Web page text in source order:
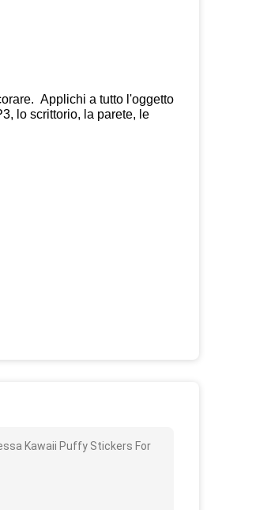
Applichi a tutto l'oggetto
lo scrittorio, la parete, le
Kawaii Puffy Stickers For